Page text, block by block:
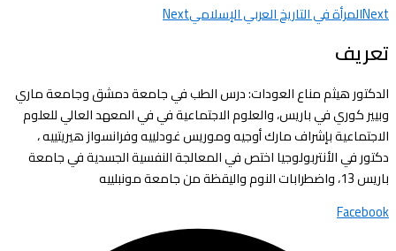
Nextالمرأة في التاريخ العربي الإسلاميNext
تعريف
الدكتور هيثم مناع العودات: درس الطب في جامعة دمشق وجامعة ماري
وبيير كوري في باريس، والعلوم الاجتماعية في في المعهد العالي للعلوم
الاجتماعية بإشراف مارك أوجيه وموريس غودلييه وفرانسواز هيريتييه ،
دكتور في الأنتربولوجيا اختص في المعالجة النفسية الجسدية في جامعة
باريس 13، واضطرابات النوم واليقظة من جامعة مونبلييه
Facebook